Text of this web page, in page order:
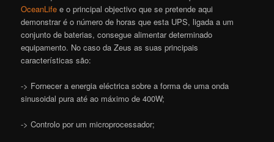
OceanLife e o principal objectivo que se pretende aqui
demonstrar é o número de horas que esta UPS, ligada a um
conjunto de baterias, consegue alimentar determinado
equipamento. No caso da Zeus as suas principais
características são:
-> Fornecer a energia eléctrica sobre a forma de uma onda
sinusoidal pura até ao máximo de 400W;
-> Controlo por um microprocessador;